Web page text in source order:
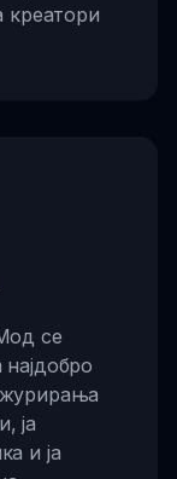
креатори
се
ја
и ја